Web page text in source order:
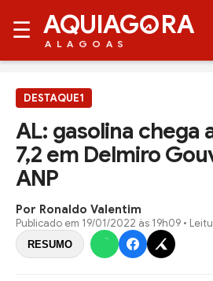
☰ AQUIAG RA
ALAGOAS
DESTAQUE1
AL: gasolina chega
7,2 em Delmiro
ANP
Por Ronaldo Valentim
Publicado em 19/01/2022 às 19h09 •
RESUMO